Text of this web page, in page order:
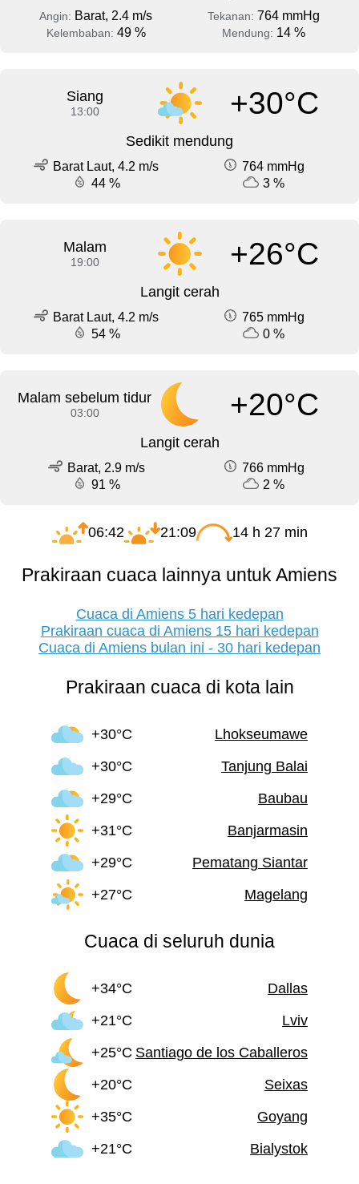
Angin: Barat, 2.4 m/s Tekanan: 764 mmHg
Kelembaban: 49 % Mendung: 14 %
Siang
13:00 +30°C
Sedikit mendung
Barat Laut, 4.2 m/s
764 mmHg
44 %
3 %
Malam
19:00 +26°C
Langit cerah
Barat Laut, 4.2 m/s
765 mmHg
54 %
0 %
Malam sebelum tidur
03:00 +20°C
Langit cerah
Barat, 2.9 m/s
766 mmHg
91 %
2 %
06:42 21:09 14 h 27 min
Prakiraan cuaca lainnya untuk Amiens
Cuaca di Amiens 5 hari kedepan
Prakiraan cuaca di Amiens 15 hari kedepan
Cuaca di Amiens bulan ini - 30 hari kedepan
Prakiraan cuaca di kota lain
+30°C
Lhokseumawe
+30°C
Tanjung Balai
+29°C
Baubau
+31°C
Banjarmasin
+29°C
Pematang Siantar
+27°C
Magelang
Cuaca di seluruh dunia
+34°C
Dallas
+21°C
Lviv
+25°C Santiago de los Caballeros
+20°C
Seixas
+35°C
Goyang
+21°C
Bialystok